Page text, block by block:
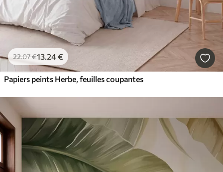
22.07€13.24€
Papiers peints Herbe, feuilles coupantes